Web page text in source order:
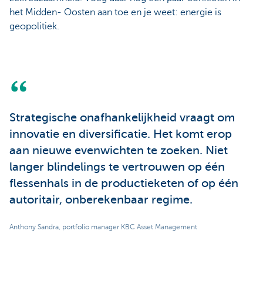
het Midden- Oosten aan toe en je weet: energie is
geopolitiek.
Strategische onafhankelijkheid vraagt om
innovatie en diversificatie. Het komt erop
aan nieuwe evenwichten te zoeken. Niet
langer blindelings te vertrouwen op één
flessenhals in de productieketen of op één
autoritair, onberekenbaar regime.
Anthony Sandra, portfolio manager KBC Asset Management